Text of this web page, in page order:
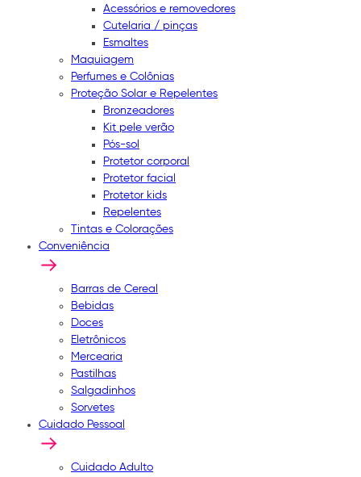
Acessórios e removedores
Cutelaria / pinças
Esmaltes
Maquiagem
Perfumes e Colônias
Proteção Solar e Repelentes
Bronzeadores
Kit pele verão
Pós-sol
Protetor corporal
Protetor facial
Protetor kids
Repelentes
Tintas e Colorações
Conveniência
Barras de Cereal
Bebidas
Doces
Eletrônicos
Mercearia
Pastilhas
Salgadinhos
Sorvetes
Cuidado Pessoal
Cuidado Adulto